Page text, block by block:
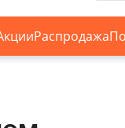
Распродажа